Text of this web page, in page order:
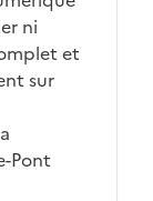
ni
et
sur
Pont